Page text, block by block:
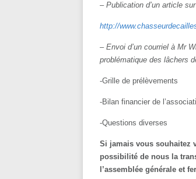
– Publication d’un article
http://
– Envoi d’un courriel à Mr
problématique des lâchers
-Grille de prélèvements
-Bilan financier de
-Questions diverses
Si jamais vous souhaitez
possibilité de nous la
l’assemblée générale et